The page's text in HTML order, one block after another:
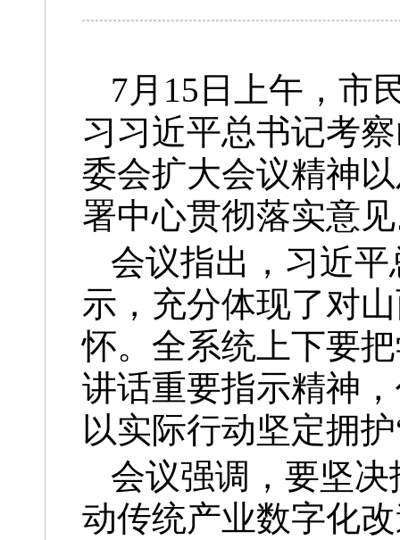
7月15日上午，市
习习近平总书记考
委会扩大会议精神
署中心贯彻落实意
会议指出，习近
示，充分体现了对
怀。全系统上下要
讲话重要指示精神
以实际行动坚定拥
会议强调，要坚
动传统产业数字化